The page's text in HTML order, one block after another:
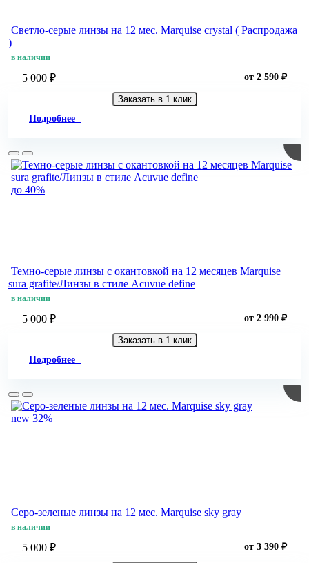
Светло-серые линзы на 12 мес. Marquise crystal ( Распродажа
)
в наличии
5 000 ₽ от 2 590 ₽
Заказать в 1 клик
Подробнее
до 40%
Темно-серые линзы с окантовкой на 12 месяцев Marquise
sura grafite/Линзы в стиле Acuvue define
в наличии
5 000 ₽ от 2 990 ₽
Заказать в 1 клик
Подробнее
new 32%
Серо-зеленые линзы на 12 мес. Marquise sky gray
в наличии
5 000 ₽ от 3 390 ₽